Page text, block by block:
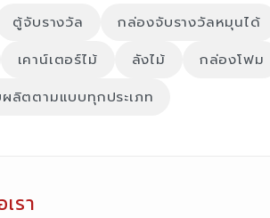
ตู้จับรางวัล กล่องจับรางวัลหมุนได้
เคาน์เตอร์ไม้ ลังไม้ กล่องโฟม
ลิตตามแบบทุกประเภท
รา